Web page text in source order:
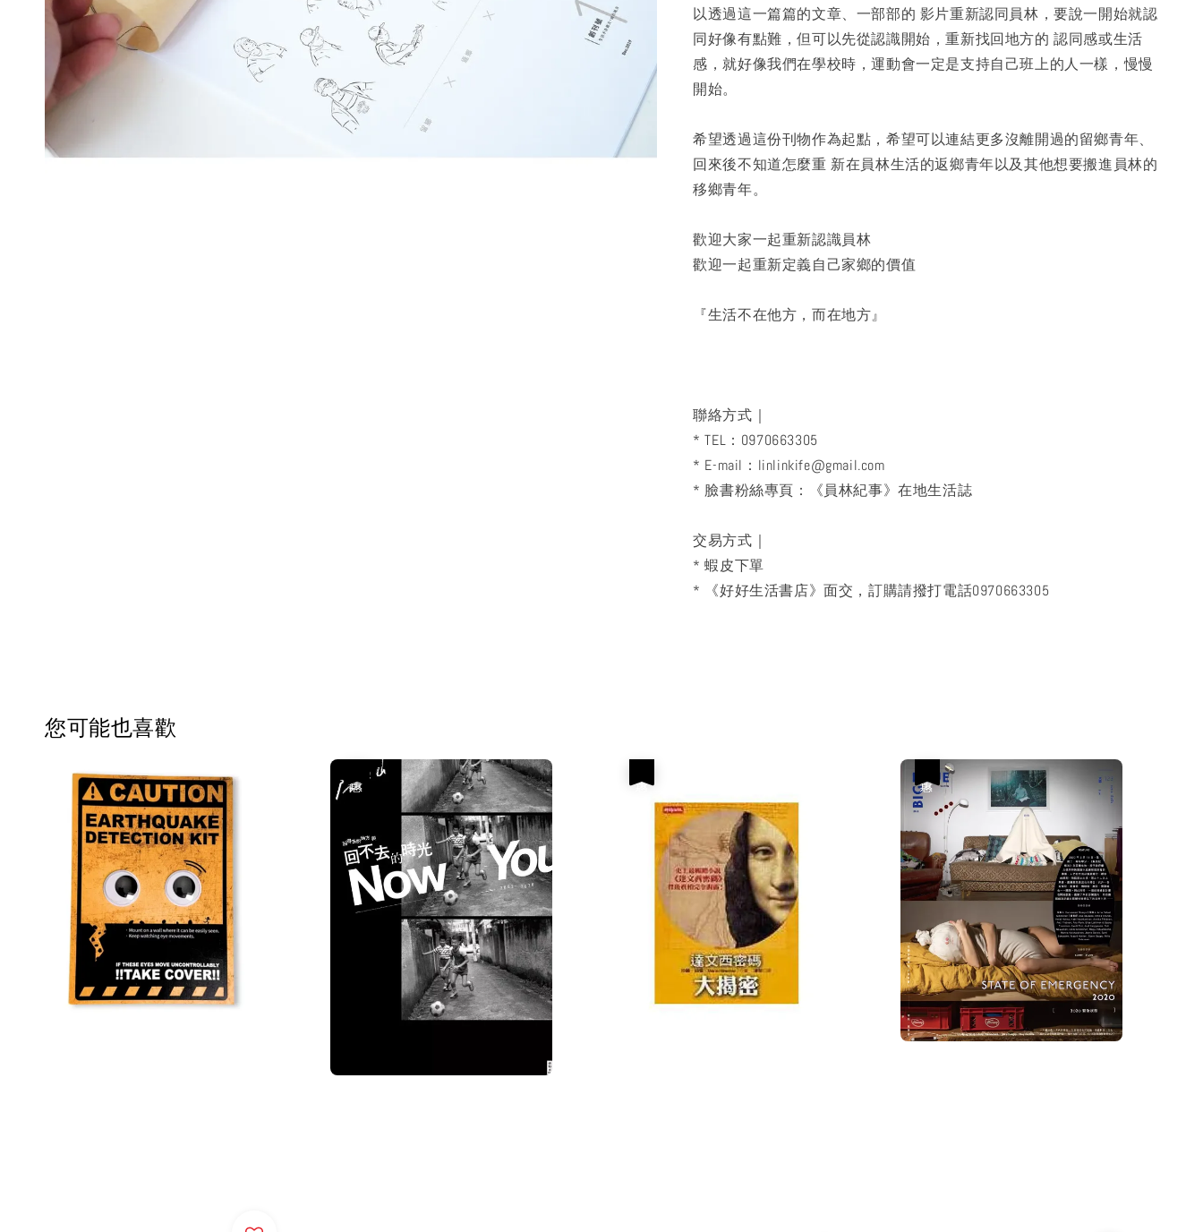
以透過這一篇篇的文章、一部部的 影片重新認同員林，要說一開始就認
同好像有點難，但可以先從認識開始，重新找回地方的 認同感或生活
感，就好像我們在學校時，運動會一定是支持自己班上的人一樣，慢慢
開始。
希望透過這份刊物作為起點，希望可以連結更多沒離開過的留鄉青年、
回來後不知道怎麼重 新在員林生活的返鄉青年以及其他想要搬進員林的
移鄉青年。
歡迎大家一起重新認識員林
歡迎一起重新定義自己家鄉的價值
『生活不在他方，而在地方』
聯絡方式｜
* TEL：0970663305
* E-mail：linlinkife@gmail.com
* 臉書粉絲專頁：《員林紀事》在地生活誌
交易方式｜
* 蝦皮下單
* 《好好生活書店》面交，訂購請撥打電話0970663305
您可能也喜歡